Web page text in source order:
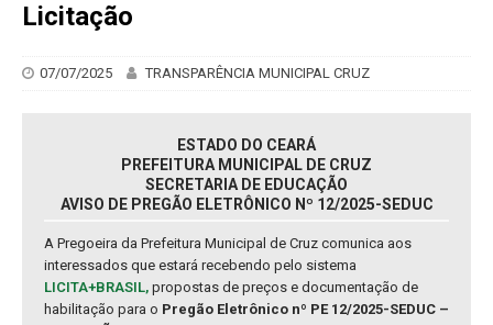
Licitação
07/07/2025 TRANSPARÊNCIA MUNICIPAL CRUZ
ESTADO DO CEARÁ
PREFEITURA MUNICIPAL DE CRUZ
SECRETARIA DE EDUCAÇÃO
AVISO DE PREGÃO ELETRÔNICO Nº 12/2025-SEDUC
A Pregoeira da Prefeitura Municipal de Cruz comunica aos
interessados que estará recebendo pelo sistema
LICITA+BRASIL, propostas de preços e documentação de
habilitação para o Pregão Eletrônico nº PE 12/2025-SEDUC –